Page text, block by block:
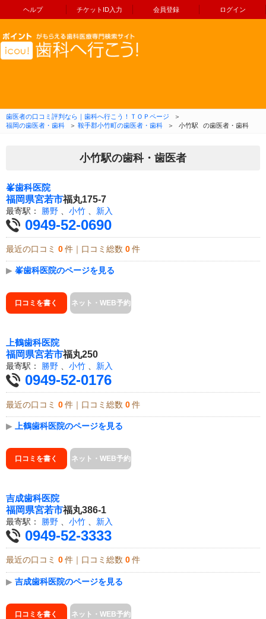
ヘルプ チケットID入力 会員登録 ログイン
コンテンツへ移動
歯医者の口コミ評判なら｜歯科へ行こう！ＴＯＰページ
＞
福岡の歯医者・歯科
＞ 鞍手郡小竹町の歯医者・歯科 ＞ 小竹駅 の歯医者・歯科
小竹駅の歯科・歯医者
峯歯科医院
福岡県宮若市福丸175-7
最寄駅： 勝野 小竹 新入
0949-52-0690
最近の口コミ 0 件｜口コミ総数 0 件
▶ 峯歯科医院のページを見る
口コミを書く ネット・WEB予約
上鶴歯科医院
福岡県宮若市福丸250
最寄駅： 勝野 、 小竹 、 新入
0949-52-0176
最近の口コミ 0 件｜口コミ総数 0 件
▶ 上鶴歯科医院のページを見る
口コミを書く ネット・WEB予約
吉成歯科医院
福岡県宮若市福丸386-1
最寄駅： 勝野 小竹 新入
0949-52-3333
最近の口コミ 0 件｜口コミ総数 0 件
▶ 吉成歯科医院のページを見る
口コミを書く ネット・WEB予約